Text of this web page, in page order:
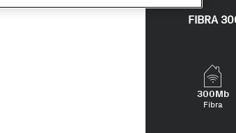
Orders are shipped in 2-3 working
FIBRA
300Mb
Fibra